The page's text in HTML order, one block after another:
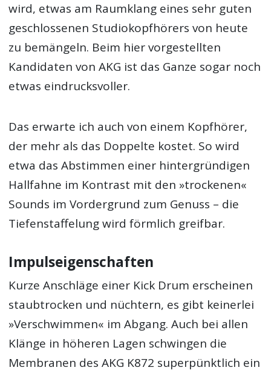
wird, etwas am Raumklang eines sehr guten
geschlossenen Studiokopfhörers von heute
zu bemängeln. Beim hier vorgestellten
Kandidaten von AKG ist das Ganze sogar noch
etwas eindrucksvoller.
Das erwarte ich auch von einem Kopfhörer,
der mehr als das Doppelte kostet. So wird
etwa das Abstimmen einer hintergründigen
Hallfahne im Kontrast mit den »trockenen«
Sounds im Vordergrund zum Genuss – die
Tiefenstaffelung wird förmlich greifbar.
Impulseigenschaften
Kurze Anschläge einer Kick Drum erscheinen
staubtrocken und nüchtern, es gibt keinerlei
»Verschwimmen« im Abgang. Auch bei allen
Klänge in höheren Lagen schwingen die
Membranen des AKG K872 superpünktlich ein